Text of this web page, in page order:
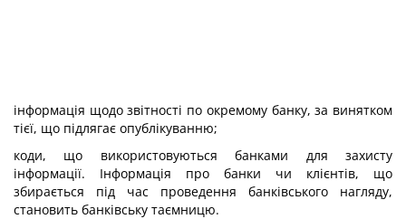
інформація щодо звітності по окремому банку, за винятком
тієї, що підлягає опублікуванню;
коди, що використовуються банками для захисту
інформації. Інформація про банки чи клієнтів, що
збирається під час проведення банківського нагляду,
становить банківську таємницю.